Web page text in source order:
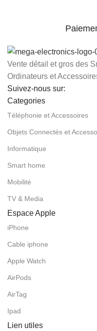
Vente détail et gros des
Ordinateurs et
Suivez-nous sur:
Categories
Téléphonie et Accessoires
Objets Connectés et
Informatique
Smart home
Mobilité
TV & Media
Espace Apple
iPhone
Cable iphone
Apple Watch
AirPods
AirTag
Ipad
Lien utiles